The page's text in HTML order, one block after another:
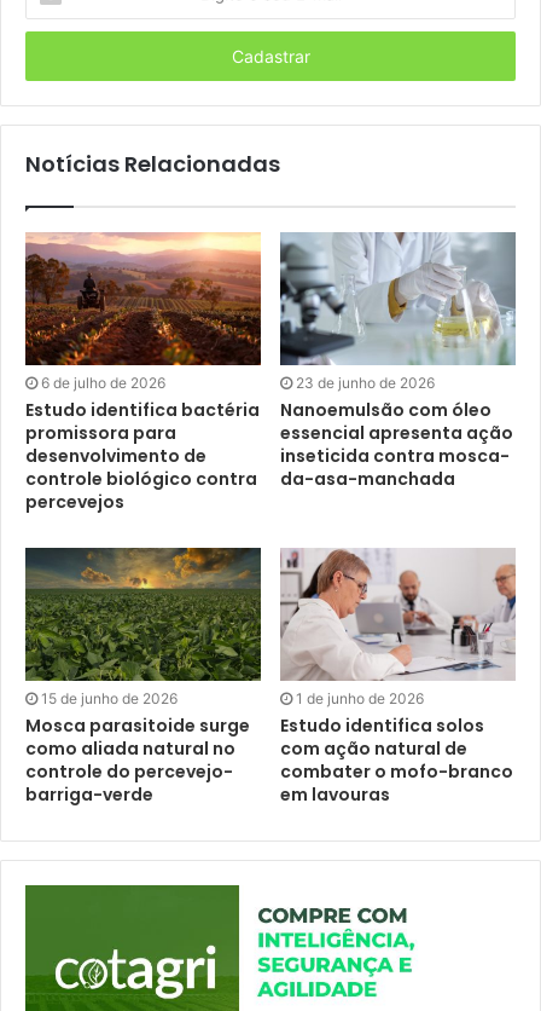
seu
mail
Notícias Relacionadas
6 de julho de 2026
Estudo identifica bactéria
promissora para
desenvolvimento de
controle biológico contra
percevejos
23 de junho de 2026
Nanoemulsão com óleo
essencial apresenta ação
inseticida contra mosca-
da-asa-manchada
15 de junho de 2026
Mosca parasitoide surge
como aliada natural no
controle do percevejo-
barriga-verde
1 de junho de 2026
Estudo identifica solos
com ação natural de
combater o mofo-branco
em lavouras